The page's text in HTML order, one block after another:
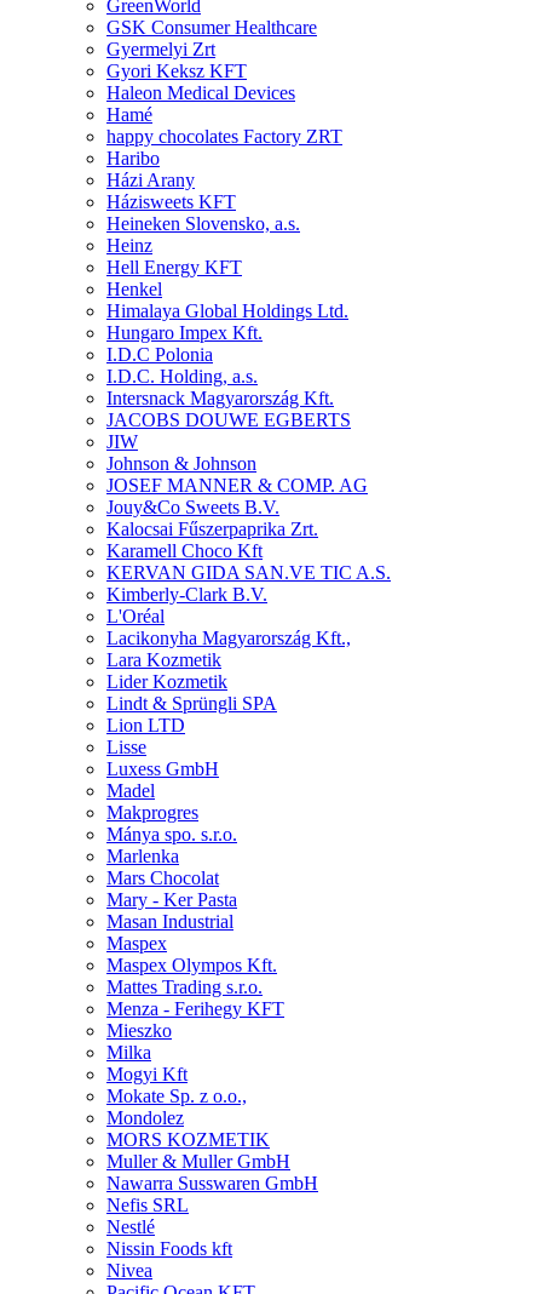
GreenWorld
GSK Consumer Healthcare
Gyermelyi Zrt
Gyori Keksz KFT
Haleon Medical Devices
Hamé
happy chocolates Factory ZRT
Haribo
Házi Arany
Házisweets KFT
Heineken Slovensko, a.s.
Heinz
Hell Energy KFT
Henkel
Himalaya Global Holdings Ltd.
Hungaro Impex Kft.
I.D.C Polonia
I.D.C. Holding, a.s.
Intersnack Magyarország Kft.
JACOBS DOUWE EGBERTS
JIW
Johnson & Johnson
JOSEF MANNER & COMP. AG
Jouy&Co Sweets B.V.
Kalocsai Fűszerpaprika Zrt.
Karamell Choco Kft
KERVAN GIDA SAN.VE TIC A.S.
Kimberly-Clark B.V.
L'Oréal
Lacikonyha Magyarország Kft.,
Lara Kozmetik
Lider Kozmetik
Lindt & Sprüngli SPA
Lion LTD
Lisse
Luxess GmbH
Madel
Makprogres
Mánya spo. s.r.o.
Marlenka
Mars Chocolat
Mary - Ker Pasta
Masan Industrial
Maspex
Maspex Olympos Kft.
Mattes Trading s.r.o.
Menza - Ferihegy KFT
Mieszko
Milka
Mogyi Kft
Mokate Sp. z o.o.,
Mondolez
MORS KOZMETIK
Muller & Muller GmbH
Nawarra Susswaren GmbH
Nefis SRL
Nestlé
Nissin Foods kft
Nivea